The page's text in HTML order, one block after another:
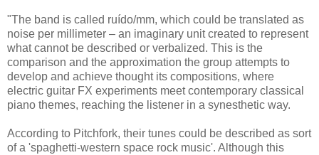
"The band is called ruído/mm, which could be translated as
noise per millimeter – an imaginary unit created to represent
what cannot be described or verbalized. This is the
comparison and the approximation the group attempts to
develop and achieve thought its compositions, where
electric guitar FX experiments meet contemporary classical
piano themes, reaching the listener in a synesthetic way.
According to Pitchfork, their tunes could be described as sort
of a 'spaghetti-western space rock music'. Although this